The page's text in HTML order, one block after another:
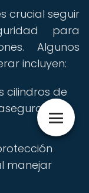
crucial seguir
para
Algunos
incluyen:
cilindros de
manejar